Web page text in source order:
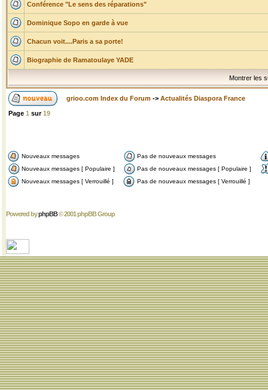
Conférence "Le sens des réparations"
Dominique Sopo en garde à vue
Chacun voit....Paris a sa porte!
Biographie de Ramatoulaye YADE
Montrer les
grioo.com Index du Forum -> Actualités Diaspora France
Page 1 sur19
Nouveaux messages
Pas de nouveaux messages
Nouveaux messages [ Populaire ]
Pas de nouveaux messages [ Populaire ]
Nouveaux messages [ Verrouillé ]
Pas de nouveaux messages [ Verrouillé ]
Powered byphpBB© 2001 phpBB Group